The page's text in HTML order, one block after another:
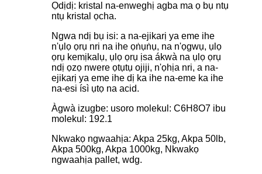
Ọdịdị: kristal na-enweghị agba ma ọ bụ ntụ
ntụ kristal ọcha.
Ngwa ndị bụ isi: a na-ejikarị ya eme ihe
n'ụlọ ọrụ nri na ihe ọṅụṅụ, na n'ọgwụ, ụlọ
ọrụ kemịkalụ, ụlọ ọrụ ịsa ákwà na ụlọ ọrụ
ndị ọzọ nwere ọtụtụ ojiji, n'ọhịa nri, a na-
ejikarị ya eme ihe dị ka ihe na-eme ka ihe
na-esi ísì ụtọ na acid.
Àgwà izugbe: usoro molekul: C6H8O7 ibu
molekul: 192.1
Nkwakọ ngwaahịa: Akpa 25kg, Akpa 50lb,
Akpa 500kg, Akpa 1000kg, Nkwakọ
ngwaahịa pallet, wdg.